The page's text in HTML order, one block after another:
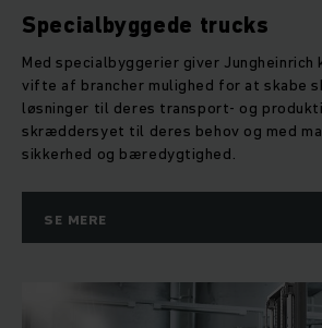
Specialbyggede trucks
Med specialbyggerier giver Jungheinrich
vifte af brancher mulighed for at skabe
løsninger til deres transport- og
skræddersyet til deres behov og med
sikkerhed og bæredygtighed.
SE MERE